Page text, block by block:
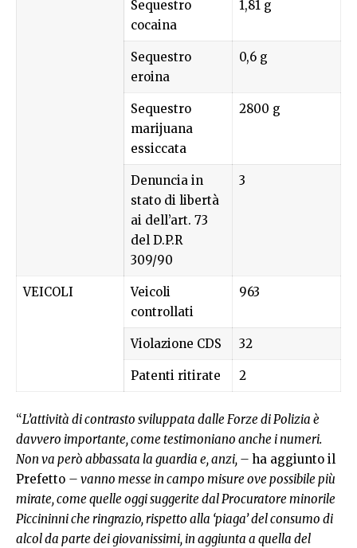
Sequestro
cocaina
1,81 g
Sequestro
eroina
0,6 g
Sequestro
marijuana
essiccata
2800 g
Denuncia in
stato di libertà
ai dell’art. 73
del D.P.R
309/90
3
VEICOLI
Veicoli
controllati
963
Violazione CDS 32
Patenti ritirate 2
“L’attività di contrasto sviluppata dalle Forze di Polizia è
davvero importante, come testimoniano anche i numeri.
Non va però abbassata la guardia e, anzi, – ha aggiunto il
Prefetto – vanno messe in campo misure ove possibile più
mirate, come quelle oggi suggerite dal Procuratore minorile
Piccininni che ringrazio, rispetto alla ‘piaga’ del consumo di
alcol da parte dei giovanissimi, in aggiunta a quella del